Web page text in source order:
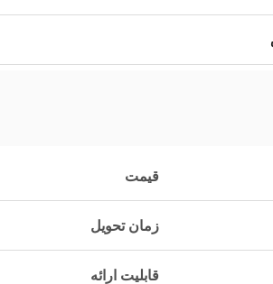
قیمت
زمان تحویل
قابلیت ارائه